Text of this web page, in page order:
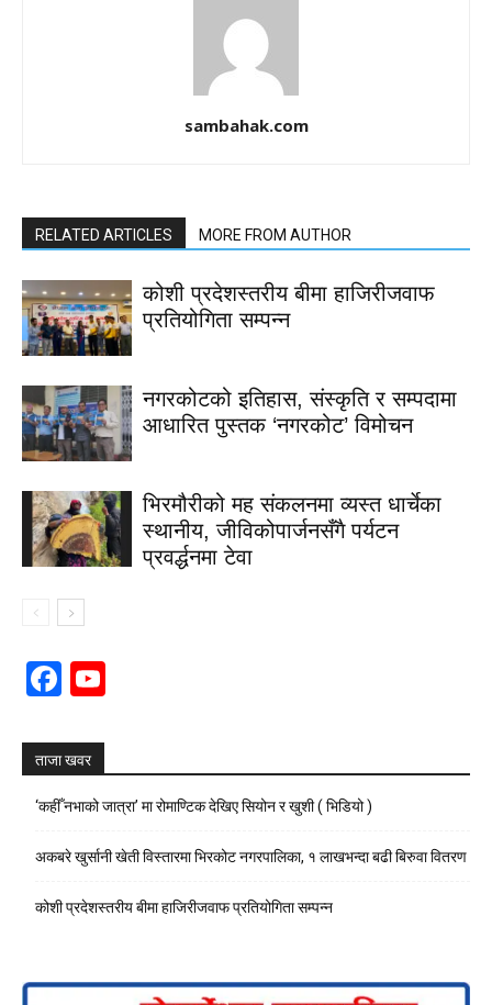
sambahak.com
RELATED ARTICLES MORE FROM AUTHOR
कोशी प्रदेशस्तरीय बीमा हाजिरीजवाफ
प्रतियोगिता सम्पन्न
नगरकोटको इतिहास, संस्कृति र सम्पदामा
आधारित पुस्तक ‘नगरकोट’ विमोचन
भिरमौरीको मह संकलनमा व्यस्त धार्चेका
स्थानीय, जीविकोपार्जनसँगै पर्यटन
प्रवर्द्धनमा टेवा
Facebook
ताजा खवर
‘कहीँ नभाको जात्रा’ मा रोमाण्टिक देखिए सियोन र खुशी ( भिडियो )
अकबरे खुर्सानी खेती विस्तारमा भिरकोट नगरपालिका, १ लाखभन्दा बढी बिरुवा वितरण
कोशी प्रदेशस्तरीय बीमा हाजिरीजवाफ प्रतियोगिता सम्पन्न